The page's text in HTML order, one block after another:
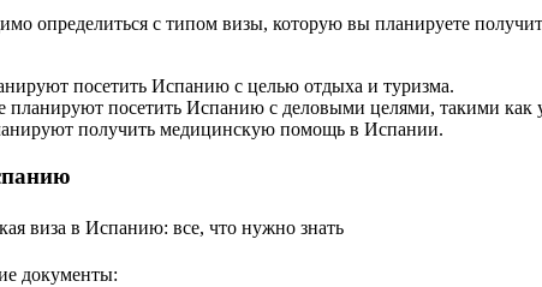
определиться с типом визы, которую вы планируете
посетить Испанию с целью отдыха и туризма.
планируют посетить Испанию с деловыми целями, такими как
получить медицинскую помощь в Испании.
документы: